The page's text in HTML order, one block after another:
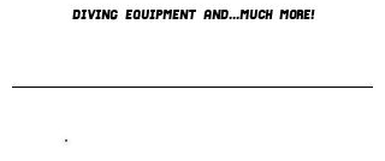
DIVING EQUIPMENT AND...MUCH MORE!